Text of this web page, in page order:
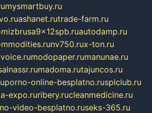
mysmartbuy.ru
ashanet.rutrade-farm.ru
autodamp.ru
nv750.rux-ton.ru
modopaper.rumanunae.ru
madoma.rutajuncos.ru
porno-online-besplatno.rusplclub.ru
expo.ruribery.rucleanmedicine.ru
video-besplatno.ruseks-365.ru